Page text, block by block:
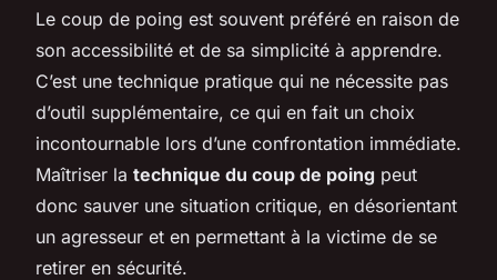
Le coup de poing est souvent préféré en raison de
son accessibilité et de sa simplicité à apprendre.
C’est une technique pratique qui ne nécessite pas
d’outil supplémentaire, ce qui en fait un choix
incontournable lors d’une confrontation immédiate.
Maîtriser la technique du coup de poing peut
donc sauver une situation critique, en désorientant
un agresseur et en permettant à la victime de se
retirer en sécurité.